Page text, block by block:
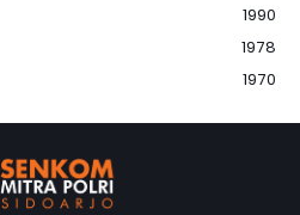
1990
1978
1970